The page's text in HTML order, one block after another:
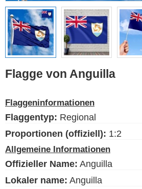
Flaggen der USA
(Bundesstaaten)
Sprache Deutsch
Der Blog
Bitte unterstützen Sie diese
Site mit einer kleinen Spende
Flagge von Anguilla
Flaggeninformationen
Flaggentyp: Regional
Proportionen (offiziell): 1:2
Allgemeine Informationen
Offizieller Name: Anguilla
Lokaler name: Anguilla